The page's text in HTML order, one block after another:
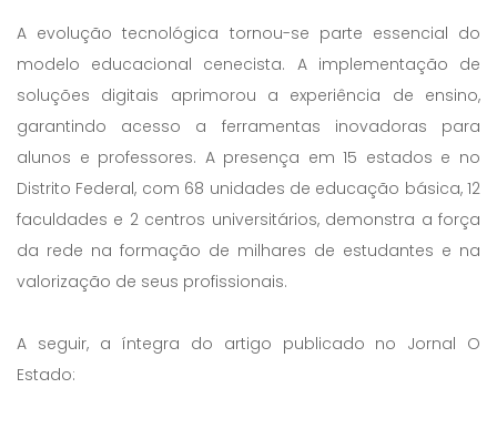
A evolução tecnológica tornou-se parte essencial do
modelo educacional cenecista. A implementação de
soluções digitais aprimorou a experiência de ensino,
garantindo acesso a ferramentas inovadoras para
alunos e professores. A presença em 15 estados e no
Distrito Federal, com 68 unidades de educação básica, 12
faculdades e 2 centros universitários, demonstra a força
da rede na formação de milhares de estudantes e na
valorização de seus profissionais.
A seguir, a íntegra do artigo publicado no Jornal O
Estado: